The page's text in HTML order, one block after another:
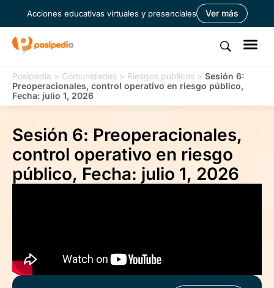
Acciones educativas virtuales y presenciales Ver más
Posipedia > Comunidades > Riesgos públicos > Sesión 6:
Preoperacionales, control operativo en riesgo público,
Fecha: julio 1, 2026
Sesión 6: Preoperacionales,
control operativo en riesgo
público, Fecha: julio 1, 2026